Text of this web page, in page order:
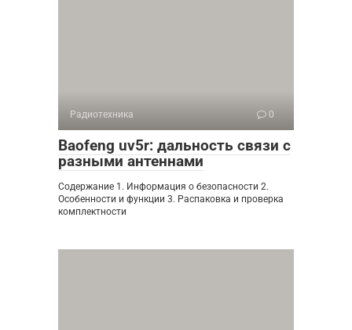
Радиотехника 0
Baofeng uv5r: дальность связи с
разными антеннами
Содержание 1. Информация о безопасности 2.
Особенности и функции 3. Распаковка и проверка
комплектности